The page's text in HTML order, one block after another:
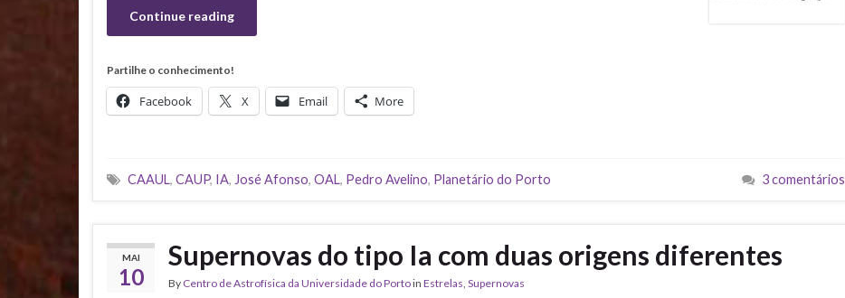
Continue reading
Partilhe o conhecimento!
Facebook X Email More
CAAUL, CAUP, IA, José Afonso, OAL, Pedro Avelino, Planetário do Porto 3 comentários
MAI
10
Supernovas do tipo Ia com duas origens diferentes
By Centro de Astrofísica da Universidade do Portoin Estrelas, Supernovas